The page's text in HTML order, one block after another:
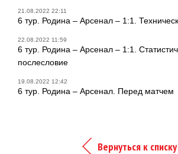
21.08.2022 22:11
6 тур. Родина – Арсенал – 1:1.
22.08.2022 11:59
6 тур. Родина – Арсенал – 1:1.
послесловие
19.08.2022 12:42
6 тур. Родина – Арсенал. Перед матчем
Вернуться к списку